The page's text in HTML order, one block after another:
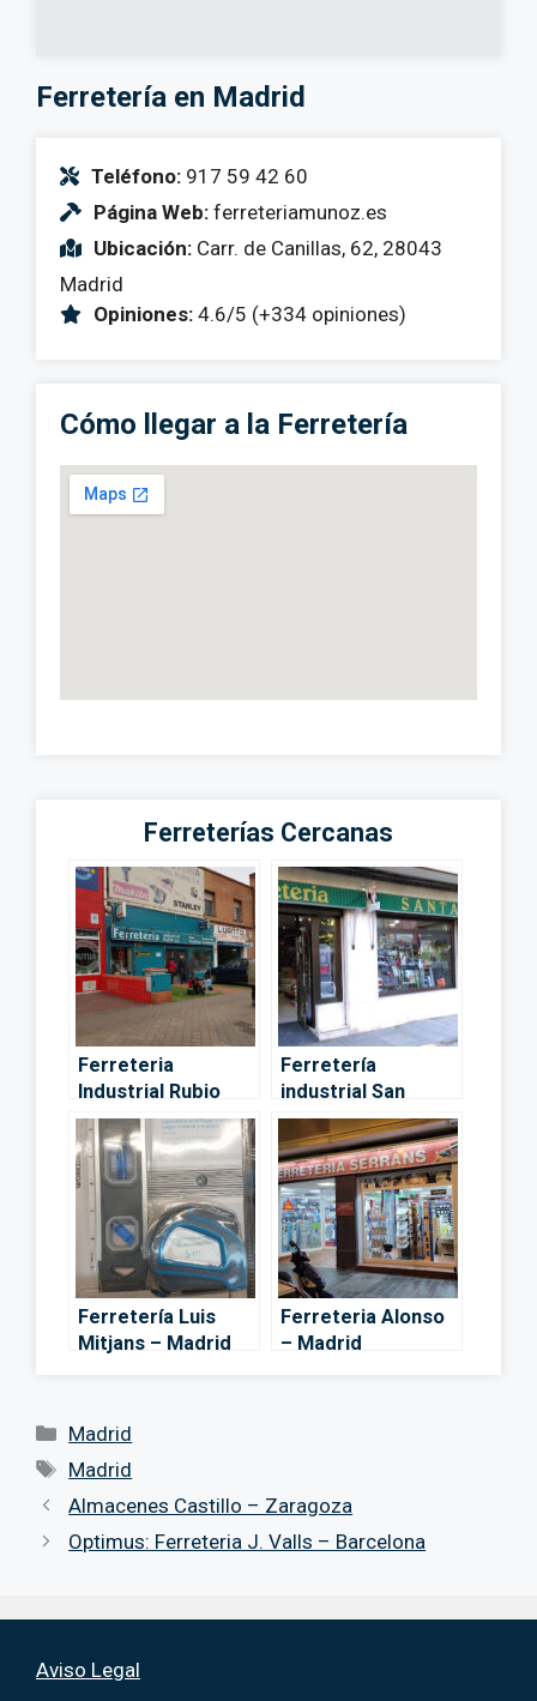
Ferretería en Madrid
Teléfono: 917 59 42 60
Página Web: ferreteriamunoz.es
Ubicación: Carr. de Canillas, 62, 28043
Madrid
Opiniones: 4.6/5 (+334 opiniones)
Cómo llegar a la Ferretería
Ferreterías Cercanas
Ferreteria
Industrial Rubio
S.A. – Madrid
Ferretería
industrial San
Diego en Vallecas,
Madrid – Madrid
Ferretería Luis
Mitjans – Madrid
Ferreteria Alonso
– Madrid
Categorías
Madrid
Etiquetas
Madrid
Almacenes Castillo – Zaragoza
Optimus: Ferreteria J. Valls – Barcelona
Aviso Legal